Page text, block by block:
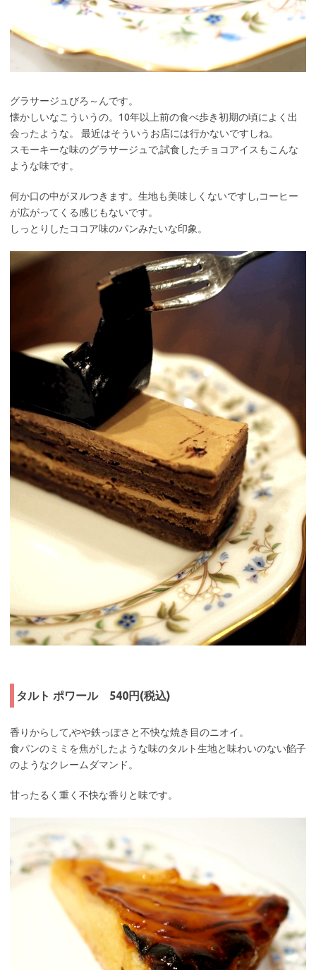
グラサージュびろ～んです。
懐かしいなこういうの。10年以上前の食べ歩き初期の頃によく出
会ったような。 最近はそういうお店には行かないですしね。
スモーキーな味のグラサージュで,試食したチョコアイスもこんな
ような味です。
何か口の中がヌルつきます。生地も美味しくないですし,コーヒー
が広がってくる感じもないです。
しっとりしたココア味のパンみたいな印象。
タルト ポワール 540円(税込)
香りからして,やや鉄っぽさと不快な焼き目のニオイ。
食パンのミミを焦がしたような味のタルト生地と味わいのない餡子
のようなクレームダマンド。
甘ったるく重く不快な香りと味です。